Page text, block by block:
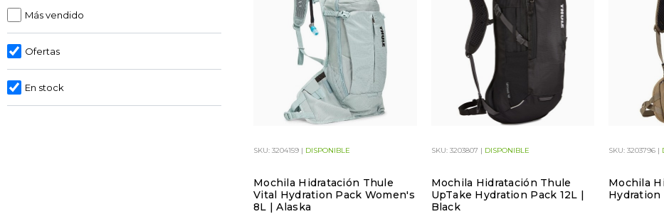
Más vendido
Ofertas
En stock
SKU: 3204159 | DISPONIBLE
Mochila Hidratación Thule
Vital Hydration Pack Women's
8L | Alaska
SKU: 3203807 | DISPONIBLE
Mochila Hidratación Thule
UpTake Hydration Pack 12L |
Black
SKU: 3203796 |
Mochila
Hydration